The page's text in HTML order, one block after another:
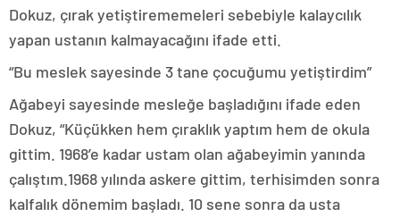
Dokuz, çırak yetiştirememeleri sebebiyle kalaycılık
yapan ustanın kalmayacağını ifade etti.
“Bu meslek sayesinde 3 tane çocuğumu yetiştirdim”
Ağabeyi sayesinde mesleğe başladığını ifade eden
Dokuz, “Küçükken hem çıraklık yaptım hem de okula
gittim. 1968’e kadar ustam olan ağabeyimin yanında
çalıştım.1968 yılında askere gittim, terhisimden sonra
kalfalık dönemim başladı. 10 sene sonra da usta